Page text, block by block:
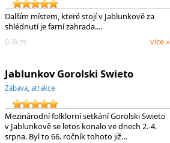
Dalším místem, které stojí v Jablunkově za
shlédnutí je farní zahrada.…
0.3km
více »
Jablunkov Gorolski Swieto
Zábava, atrakce
Mezinárodní folklorní setkání Gorolski Swieto
v Jablunkově se letos konalo ve dnech 2.-4.
srpna. Byl to 66. ročník tohoto již…